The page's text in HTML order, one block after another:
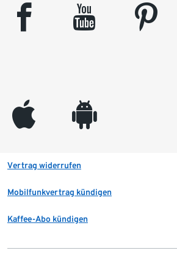
facebook youtube pinterest
appleinc android
Vertrag widerrufen
Mobilfunkvertrag kündigen
Kaffee-Abo kündigen